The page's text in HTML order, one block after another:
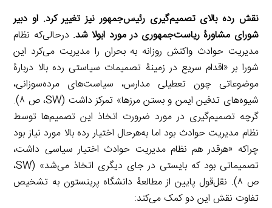
نقش رده بالای تصمیم‌گیری رئیس‌جمهور نیز تغییر کرد. او دبیر
شورای مشاورۀ ریاست‌جمهوری در مورد ابولا شد. درحالی‌که نظام
مدیریت حوادث واکنش روزانه به بحران را مدیریت می‌کرد این
شورا بر «اقدام سریع در زمینۀ تصمیمات سیاستی رده بالا دربارۀ
موضوعاتی چون تعطیلی مدارس، سیاست‌های مرده‌سوزانی،
شیوه‌های تدفین ایمن و بستن مرزها» تمرکز داشت (SW، ص ۸).
گرچه تصمیم‌گیری در مورد ضرورت اتخاذ این تصمیم‌ها توسط
نظام مدیریت حوادث بود اما به‌هرحال اختیار رده‌ بالا مورد نیاز بود
چراکه «هرقدر هم نظام مدیریت حوادث اختیار سیاسی داشت،
تصمیماتی بود که بایستی در جای دیگری اتخاذ می‌شد» (SW،
ص ۸). نقل‌قول پایین از مطالعۀ دانشگاه پرینستون به تشخیص
تفاوت نقش این دو کمک می‌کند: